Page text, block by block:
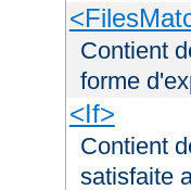
Contient
forme
<If>
Contient
satisfaite